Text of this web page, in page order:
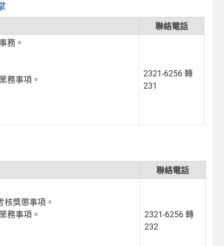
聯絡電話
務。
務事項。
2321-6256 轉
231
聯絡電話
獎懲事項。
務事項。
2321-6256 轉
232